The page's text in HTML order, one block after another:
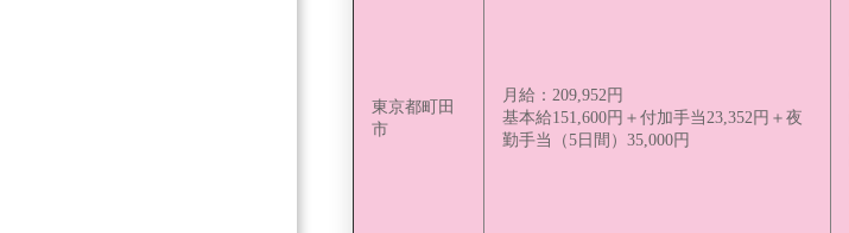
東京都町田
市
月給：209,952円
基本給151,600円＋付加手当23,352円＋夜
勤手当（5日間）35,000円